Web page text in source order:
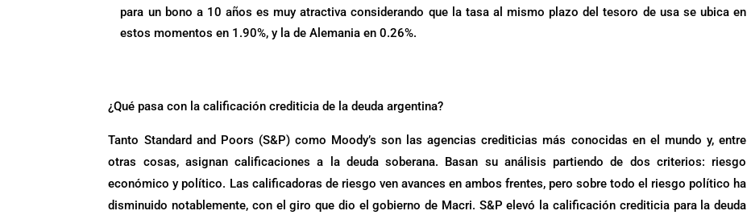
para un bono a 10 años es muy atractiva considerando que la tasa al mismo plazo del tesoro de usa se ubica en
estos momentos en 1.90%, y la de Alemania en 0.26%.
¿Qué pasa con la calificación crediticia de la deuda argentina?
Tanto Standard and Poors (S&P) como Moody’s son las agencias crediticias más conocidas en el mundo y, entre
otras cosas, asignan calificaciones a la deuda soberana. Basan su análisis partiendo de dos criterios: riesgo
económico y político. Las calificadoras de riesgo ven avances en ambos frentes, pero sobre todo el riesgo político ha
disminuido notablemente, con el giro que dio el gobierno de Macri. S&P elevó la calificación crediticia para la deuda